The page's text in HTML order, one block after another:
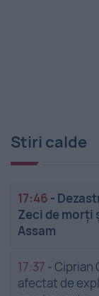
Stiri calde
17:46 -
Zeci de morți
Assam
17:37 -Ciprian
afectat de